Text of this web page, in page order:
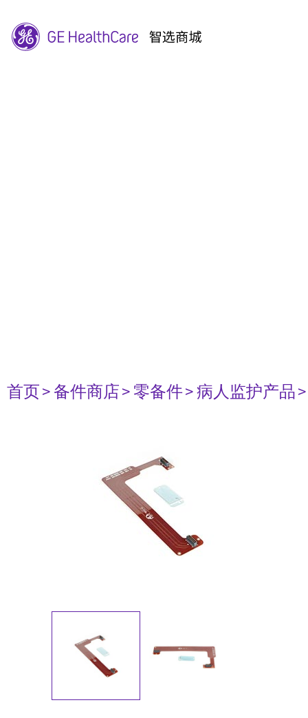
首页> 备件商店> 零备件> 病人监护产品